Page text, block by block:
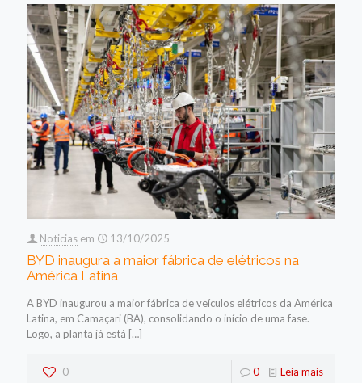
Noticias em 13/10/2025
BYD inaugura a maior fábrica de elétricos na
América Latina
A BYD inaugurou a maior fábrica de veículos elétricos da América
Latina, em Camaçari (BA), consolidando o início de uma fase.
Logo, a planta já está […]
0 0 Leia mais